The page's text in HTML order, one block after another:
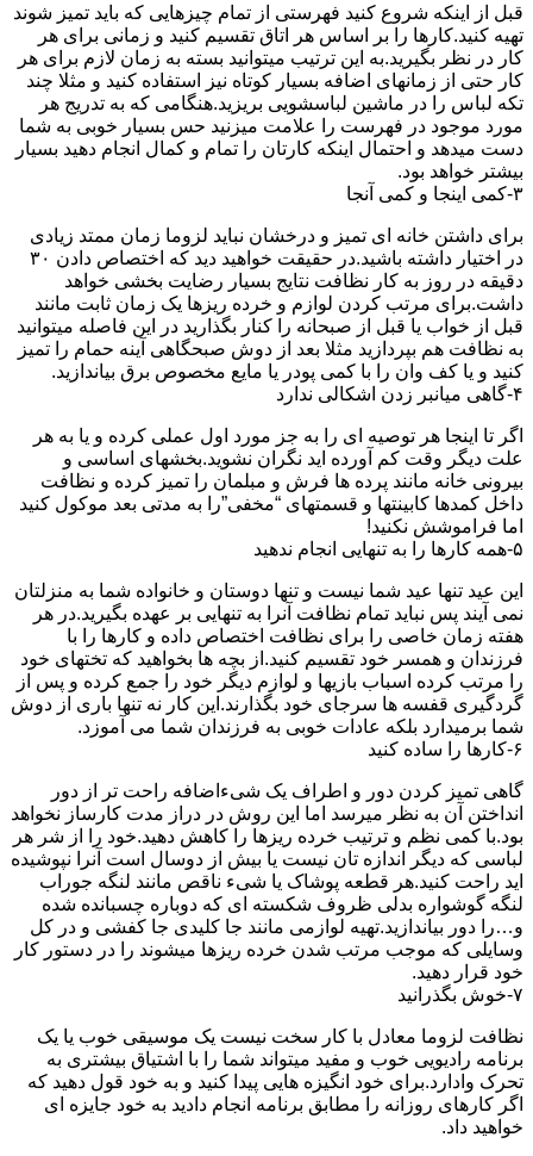
قبل از اینکه شروع کنید فهرستی از تمام چیزهایی که باید تمیز شوند
تهیه کنید.کارها را بر اساس هر اتاق تقسیم کنید و زمانی برای هر
کار در نظر بگیرید.به این ترتیب میتوانید بسته به زمان لازم برای هر
کار حتی از زمانهای اضافه بسیار کوتاه نیز استفاده کنید و مثلا چند
تکه لباس را در ماشین لباسشویی بریزید.هنگامی که به تدریج هر
مورد موجود در فهرست را علامت میزنید حس بسیار خوبی به شما
دست میدهد و احتمال اینکه کارتان را تمام و کمال انجام دهید بسیار
بیشتر خواهد بود.
۳-کمی اینجا و کمی آنجا
برای داشتن خانه ای تمیز و درخشان نباید لزوما زمان ممتد زیادی
در اختیار داشته باشید.در حقیقت خواهید دید که اختصاص دادن ۳۰
دقیقه در روز به کار نظافت نتایج بسیار رضایت بخشی خواهد
داشت.برای مرتب کردن لوازم و خرده ریزها یک زمان ثابت مانند
قبل از خواب یا قبل از صبحانه را کنار بگذارید در این فاصله میتوانید
به نظافت هم بپردازید مثلا بعد از دوش صبحگاهی آینه حمام را تمیز
کنید و یا کف وان را با کمی پودر یا مایع مخصوص برق بیاندازید.
۴-گاهی میانبر زدن اشکالی ندارد
اگر تا اینجا هر توصیه ای را به جز مورد اول عملی کرده و یا به هر
علت دیگر وقت کم آورده اید نگران نشوید.بخشهای اساسی و
بیرونی خانه مانند پرده ها فرش و مبلمان را تمیز کرده و نظافت
داخل کمدها کابینتها و قسمتهای “مخفی”را به مدتی بعد موکول کنید
اما فراموشش نکنید!
۵-همه کارها را به تنهایی انجام ندهید
این عید تنها عید شما نیست و تنها دوستان و خانواده شما به منزلتان
نمی آیند پس نباید تمام نظافت آنرا به تنهایی بر عهده بگیرید.در هر
هفته زمان خاصی را برای نظافت اختصاص داده و کارها را با
فرزندان و همسر خود تقسیم کنید.از بچه ها بخواهید که تختهای خود
را مرتب کرده اسباب بازیها و لوازم دیگر خود را جمع کرده و پس از
گردگیری قفسه ها سرجای خود بگذارند.این کار نه تنها باری از دوش
شما برمیدارد بلکه عادات خوبی به فرزندان شما می آموزد.
۶-کارها را ساده کنید
گاهی تمیز کردن دور و اطراف یک شیءاضافه راحت تر از دور
انداختن آن به نظر میرسد اما این روش در دراز مدت کارساز نخواهد
بود.با کمی نظم و ترتیب خرده ریزها را کاهش دهید.خود را از شر هر
لباسی که دیگر اندازه تان نیست یا بیش از دوسال است آنرا نپوشیده
اید راحت کنید.هر قطعه پوشاک یا شیء ناقص مانند لنگه جوراب
لنگه گوشواره بدلی ظروف شکسته ای که دوباره چسبانده شده
و…را دور بیاندازید.تهیه لوازمی مانند جا کلیدی جا کفشی و در کل
وسایلی که موجب مرتب شدن خرده ریزها میشوند را در دستور کار
خود قرار دهید.
۷-خوش بگذرانید
نظافت لزوما معادل با کار سخت نیست یک موسیقی خوب یا یک
برنامه رادیویی خوب و مفید میتواند شما را با اشتیاق بیشتری به
تحرک وادارد.برای خود انگیزه هایی پیدا کنید و به خود قول دهید که
اگر کارهای روزانه را مطابق برنامه انجام دادید به خود جایزه ای
خواهید داد.